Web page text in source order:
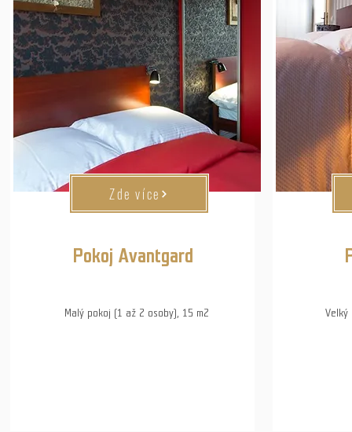
Zde více
Pokoj Avantgard
Malý pokoj (1 až 2 osoby), 15 m2 Velký